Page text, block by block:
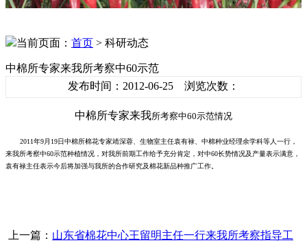
当前页面： 首页 > 科研动态
中棉所专家来我所考察中60示范
发布时间：2012-06-25 浏览次数：
中棉所专家来我所考察中60示范情况
2011年9月19日中棉所棉花专家靖深蓉、生物室主任袁有禄、中棉种业经理余学科等人一行，
来我所考察中60示范种植情况，对我所前期工作给予充分肯定，对中60长势情况及产量表示满意，
袁有禄主任表示今后将加强与我所的合作研究及棉花新品种推广工作。
上一篇： 山东省棉花中心王留明主任一行来我所考察指导工